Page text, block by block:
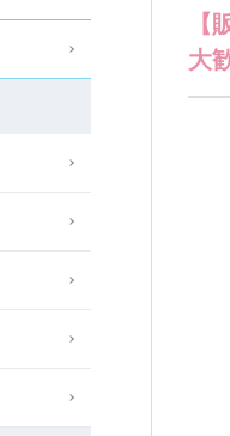
【
大